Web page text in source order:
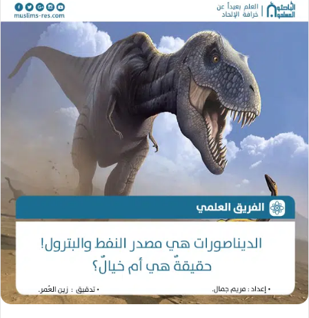
ب
ع
ع
ل
ى
X
س
ل
ب
ر
ي
د
ا
إ
ل
ك
ت
و
ن
ي
ا
ل
ب
ر
ي
د
ا
إ
ل
ك
ن
ي